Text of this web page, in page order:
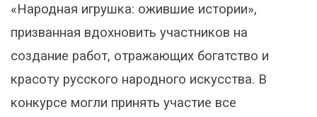
«Народная игрушка: ожившие истории»,
призванная вдохновить участников на
создание работ, отражающих богатство и
красоту русского народного искусства. В
конкурсе могли принять участие все